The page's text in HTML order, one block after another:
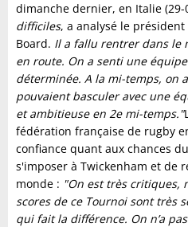
dimanche dernier, en Italie (29-
difficiles, a analysé le
Board. Il a fallu rentrer dans le
en route. On a senti une
déterminée. A la mi-temps, on
pouvaient basculer avec une
et ambitieuse en 2e mi-temps."
fédération française de rugby
confiance quant aux chances
s'imposer à Twickenham et de
monde : "On est très critiques,
scores de ce Tournoi sont très
qui fait la différence. On n’a